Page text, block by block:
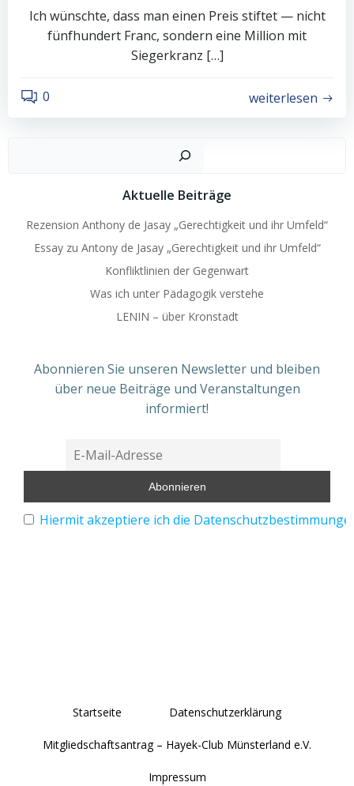
Ich wünschte, dass man einen Preis stiftet — nicht
fünfhundert Franc, sondern eine Million mit
Siegerkranz […]
0 weiterlesen
Aktuelle Beiträge
Rezension Anthony de Jasay „Gerechtigkeit und ihr Umfeld“
Essay zu Antony de Jasay „Gerechtigkeit und ihr Umfeld“
Konfliktlinien der Gegenwart
Was ich unter Pädagogik verstehe
LENIN – über Kronstadt
Abonnieren Sie unseren Newsletter und bleiben
über neue Beiträge und Veranstaltungen
informiert!
Hiermit akzeptiere ich die
Startseite Datenschutzerklärung
Mitgliedschaftsantrag – Hayek-Club Münsterland e.V.
Impressum